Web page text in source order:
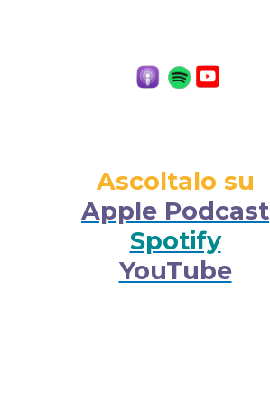
Ascoltalo su
Apple Podcast
Spotify
YouTube